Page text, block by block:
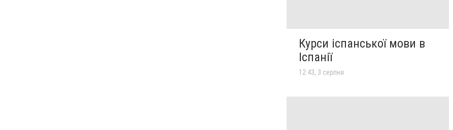
Курси іспанської мови в
Іспанії
12:43, 3 серпня